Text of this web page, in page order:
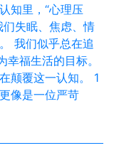
知里，“心理压
们失眠、焦虑、情
我们似乎总在追
福生活的目标。
颠覆这一认知。 1
像是一位严苛